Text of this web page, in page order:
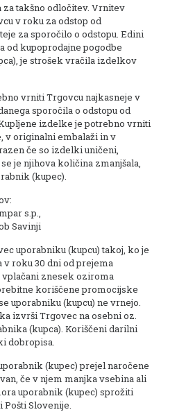
takšno odločitev. Vrnitev
v roku za odstop od
za sporočilo o odstopu. Edini
od kupoprodajne pogodbe
je strošek vračila izdelkov
vrniti Trgovcu najkasneje v
sporočila o odstopu od
izdelke je potrebno vrniti
v originalni embalaži in v
če so izdelki uničeni,
je njihova količina zmanjšala,
(kupec).
s.p.,
Savinji
uporabniku (kupcu) takoj, ko je
v roku 30 dni od prejema
znesek oziroma
koriščene promocijske
uporabniku (kupcu) ne vrnejo.
izvrši Trgovec na osebni oz.
(kupca). Koriščeni darilni
dobropisa.
(kupec) prejel naročene
če v njem manjka vsebina ali
uporabnik (kupec) sprožiti
Slovenije.